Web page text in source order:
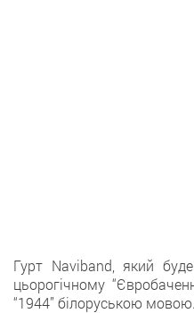
Гурт Naviband, який
цьорогічному
“1944” білоруською мовою.